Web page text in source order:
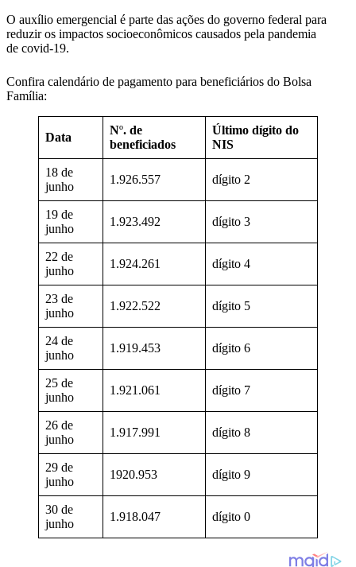
O auxílio emergencial é parte das ações do governo federal para
reduzir os impactos socioeconômicos causados pela pandemia
de covid-19.
Confira calendário de pagamento para beneficiários do Bolsa
Família:
Data
Nº. de
beneficiados
Último dígito do
NIS
18 de
junho
1.926.557 dígito 2
19 de
junho
1.923.492 dígito 3
22 de
junho
1.924.261 dígito 4
23 de
junho
1.922.522 dígito 5
24 de
junho
1.919.453 dígito 6
25 de
junho
1.921.061 dígito 7
26 de
junho
1.917.991 dígito 8
29 de
junho
1920.953 dígito 9
30 de
junho
1.918.047 dígito 0